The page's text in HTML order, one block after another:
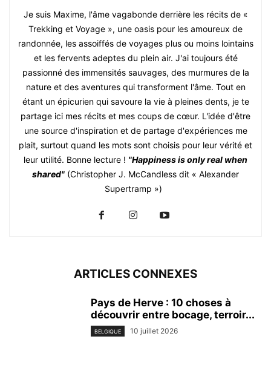
Je suis Maxime, l'âme vagabonde derrière les récits de «
Trekking et Voyage », une oasis pour les amoureux de
randonnée, les assoiffés de voyages plus ou moins lointains
et les fervents adeptes du plein air. J'ai toujours été
passionné des immensités sauvages, des murmures de la
nature et des aventures qui transforment l'âme. Tout en
étant un épicurien qui savoure la vie à pleines dents, je te
partage ici mes récits et mes coups de cœur. L'idée d'être
une source d'inspiration et de partage d'expériences me
plait, surtout quand les mots sont choisis pour leur vérité et
leur utilité. Bonne lecture ! "Happiness is only real when
shared" (Christopher J. McCandless dit « Alexander
Supertramp »)
ARTICLES CONNEXES
Pays de Herve : 10 choses à
découvrir entre bocage, terroir...
BELGIQUE 10 juillet 2026